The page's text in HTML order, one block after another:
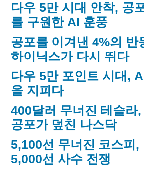
다우 5만 시대 안착, 공
를 구원한 AI 훈풍
공포를 이겨낸 4%의 반
하이닉스가 다시 뛰다
다우 5만 포인트 시대,
을 지피다
400달러 무너진 테슬라
공포가 덮친 나스닥
5,100선 무너진 코스피,
5,000선 사수 전쟁